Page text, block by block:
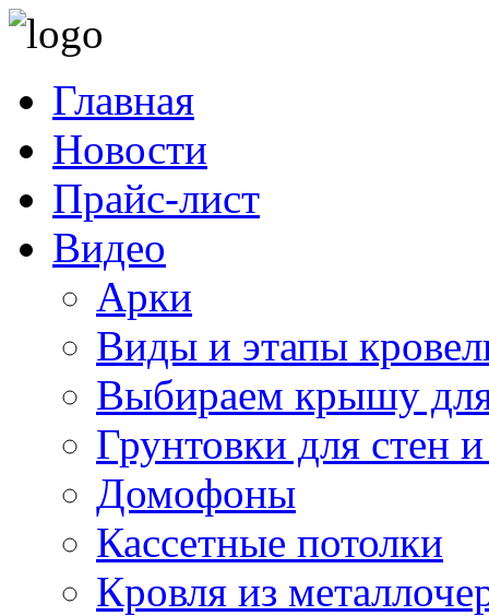
Главная
Новости
Прайс-лист
Видео
Арки
Виды и этапы
Выбираем крышу
Грунтовки для стен
Домофоны
Кассетные потолки
Кровля из